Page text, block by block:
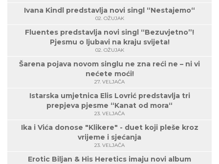
Ivana Kindl predstavlja novi singl “Nestajemo“
02. OŽUJAK
Fluentes predstavlja novi singl “Bezuvjetno”!
Pjesmu o ljubavi na kraju svijeta!
02. OŽUJAK
Šarena pojava novom singlu ne zna reći ne – ni vi
nećete moći!
27. VELJAČA
Istarska umjetnica Elis Lovrić predstavlja tri
prepjeva pjesme “Kanat od mora“
23. VELJAČA
Ika i Vića donose "Klikere" - duet koji pleše kroz
vrijeme i sjećanja
23. VELJAČA
Erotic Biljan & His Heretics imaju novi album